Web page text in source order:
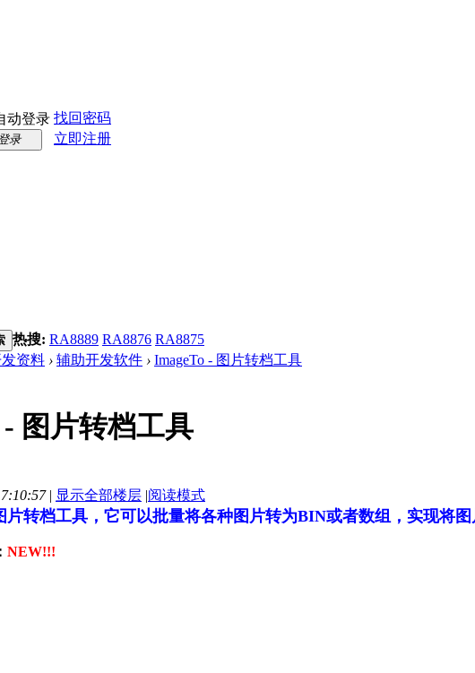
动登录 找回密码
录
立即注册
热搜: RA8889 RA8876 RA8875
资料 › 辅助开发软件 › ImageTo - 图片转档工具
- 图片转档工具
| 显示全部楼层 |阅读模式
片转档工具，它可以批量将各种图片转为BIN或者数组，实现将图
NEW!!!